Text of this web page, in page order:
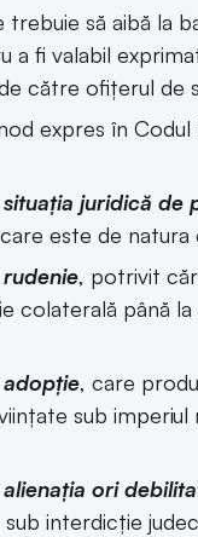
trebuie să aibă la
fi valabil
către ofițerul de
expres în
situația juridică de
este de
rudenie, potrivit
colaterală până
adopție, care
sub
alienația ori
interdicție